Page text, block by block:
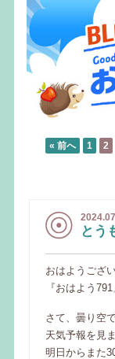
« 前へ 1 2
とう
おはようござ
『おはよう
さて、曇り空
天気予報を見
明日からまた